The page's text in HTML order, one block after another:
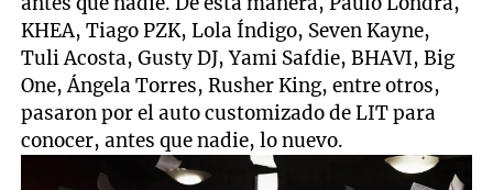
KHEA, Tiago PZK, Lola Índigo, Seven Kayne,
Tuli Acosta, Gusty DJ, Yami Safdie, BHAVI, Big
One, Ángela Torres, Rusher King, entre otros,
pasaron por el auto customizado de LIT para
conocer, antes que nadie, lo nuevo.